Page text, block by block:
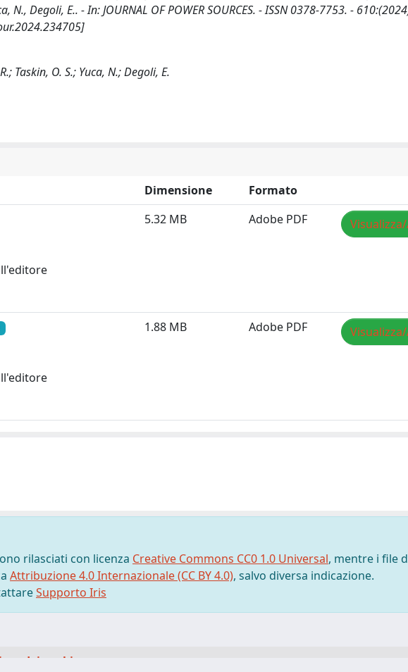
N., Degoli, E.. - In: JOURNAL OF POWER SOURCES. - ISSN 0378-7753. -
Taskin, O. S.; Yuca, N.; Degoli, E.
Dimensione
Formato
5.32 MB Adobe PDF
1.88 MB Adobe PDF
rilasciati con licenza Creative Commons CC0 1.0 Universal, mentre i file
Attribuzione 4.0 Internazionale (CC BY 4.0), salvo diversa indicazione.
Supporto Iris
dei cookie